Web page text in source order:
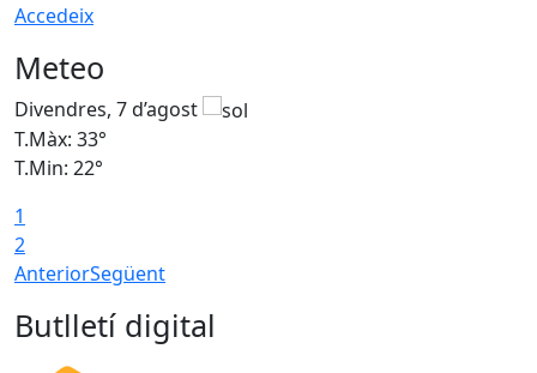
Accedeix
Meteo
Divendres, 7 d’agost
T.Màx: 33°
T.Min: 22°
1
2
AnteriorSegüent
Butlletí digital